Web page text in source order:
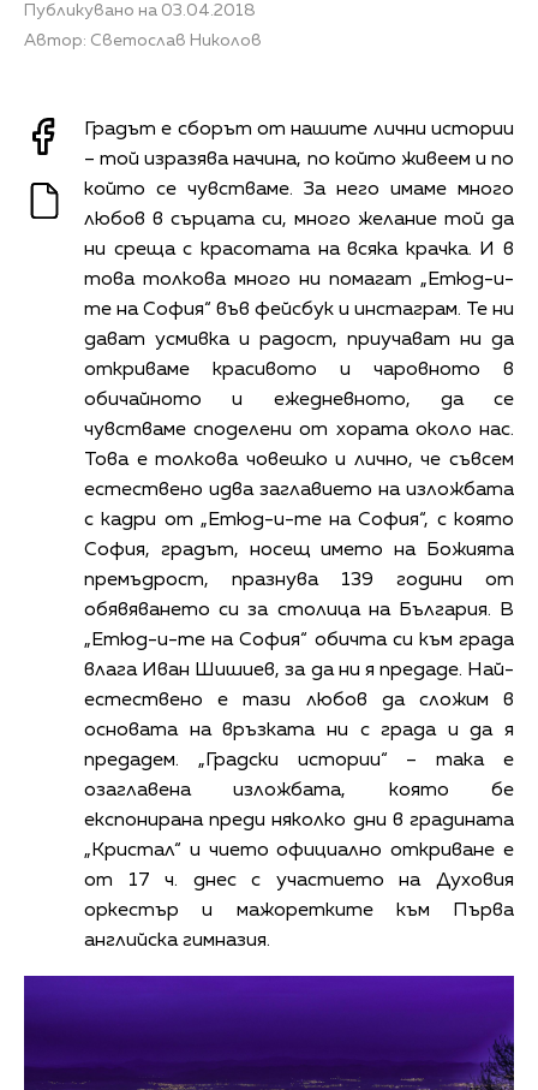
Публикувано на 03.04.2018
Автор: Светослав Николов
Градът е сборът от нашите лични истории
– той изразява начина, по който живеем и по
който се чувстваме. За него имаме много
любов в сърцата си, много желание той да
ни среща с красотата на всяка крачка. И в
това толкова много ни помагат „Етюд-и-
те на София“ във фейсбук и инстаграм. Те ни
дават усмивка и радост, приучават ни да
откриваме красивото и чаровното в
обичайното и ежедневното, да се
чувстваме споделени от хората около нас.
Това е толкова човешко и лично, че съвсем
естествено идва заглавието на изложбата
с кадри от „Етюд-и-те на София“, с която
София, градът, носещ името на Божията
премъдрост, празнува 139 години от
обявяването си за столица на България. В
„Етюд-и-те на София“ обичта си към града
влага Иван Шишиев, за да ни я предаде. Най-
естествено е тази любов да сложим в
основата на връзката ни с града и да я
предадем. „Градски истории“ – така е
озаглавена изложбата, която бе
експонирана преди няколко дни в градината
„Кристал“ и чието официално откриване е
от 17 ч. днес с участието на Духовия
оркестър и мажоретките към Първа
английска гимназия.